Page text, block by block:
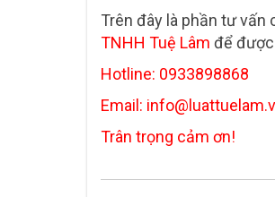
Trên đây là phần tư
TNHH Tuệ Lâm để
Hotline: 0933898868
Email:
Trân trọng cảm ơn!